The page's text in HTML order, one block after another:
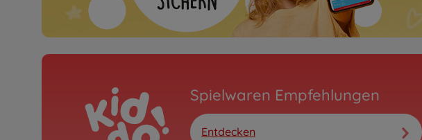
Spielwaren Empfehlungen
Entdecken